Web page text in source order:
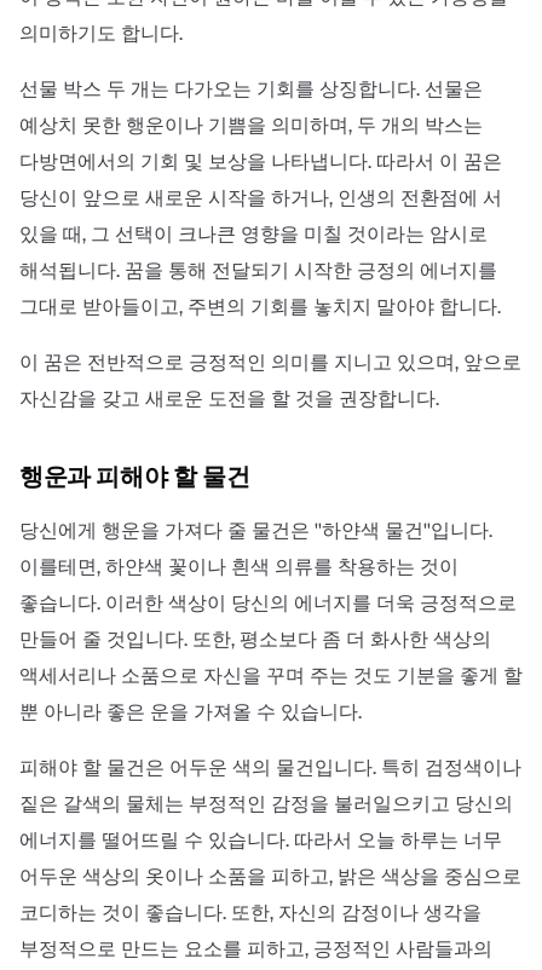
의미하기도 합니다.
선물 박스 두 개는 다가오는 기회를 상징합니다. 선물은
예상치 못한 행운이나 기쁨을 의미하며, 두 개의 박스는
다방면에서의 기회 및 보상을 나타냅니다. 따라서 이 꿈은
당신이 앞으로 새로운 시작을 하거나, 인생의 전환점에 서
있을 때, 그 선택이 크나큰 영향을 미칠 것이라는 암시로
해석됩니다. 꿈을 통해 전달되기 시작한 긍정의 에너지를
그대로 받아들이고, 주변의 기회를 놓치지 말아야 합니다.
이 꿈은 전반적으로 긍정적인 의미를 지니고 있으며, 앞으로
자신감을 갖고 새로운 도전을 할 것을 권장합니다.
행운과 피해야 할 물건
당신에게 행운을 가져다 줄 물건은 ''하얀색 물건''입니다.
이를테면, 하얀색 꽃이나 흰색 의류를 착용하는 것이
좋습니다. 이러한 색상이 당신의 에너지를 더욱 긍정적으로
만들어 줄 것입니다. 또한, 평소보다 좀 더 화사한 색상의
액세서리나 소품으로 자신을 꾸며 주는 것도 기분을 좋게 할
뿐 아니라 좋은 운을 가져올 수 있습니다.
피해야 할 물건은 어두운 색의 물건입니다. 특히 검정색이나
짙은 갈색의 물체는 부정적인 감정을 불러일으키고 당신의
에너지를 떨어뜨릴 수 있습니다. 따라서 오늘 하루는 너무
어두운 색상의 옷이나 소품을 피하고, 밝은 색상을 중심으로
코디하는 것이 좋습니다. 또한, 자신의 감정이나 생각을
부정적으로 만드는 요소를 피하고, 긍정적인 사람들과의